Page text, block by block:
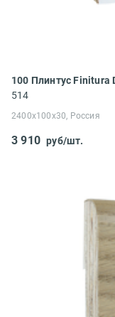
514
2400x100x30, Россия
3 910 руб/шт.